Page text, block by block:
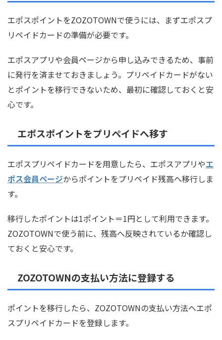
エポスポイントをZOZOTOWNで使うには、まずエポスプ
リペイドカードの準備が必要です。
エポスアプリや会員ページから申し込みできるため、事前
に発行を済ませておきましょう。プリペイドカードがない
とポイントを移行できないため、最初に確認しておくと安
心です。
エポスポイントをプリペイドへ移す
エポスプリペイドカードを用意したら、エポスアプリやエ
ポス会員ページからポイントをプリペイド残高へ移行しま
す。
移行したポイントは1ポイント＝1円として利用できます。
ZOZOTOWNで使う前に、残高へ反映されているか確認し
ておくと安心です。
ZOZOTOWNの支払い方法に登録する
ポイントを移行したら、ZOZOTOWNの支払い方法へエポ
スプリペイドカードを登録します。